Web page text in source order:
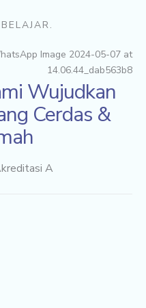
Wujudkan
Cerdas &
A